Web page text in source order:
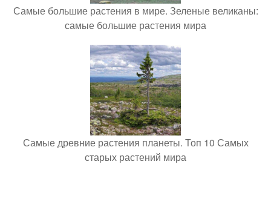
Самые большие растения в мире. Зеленые великаны:
самые большие растения мира
Самые древние растения планеты. Топ 10 Самых
старых растений мира